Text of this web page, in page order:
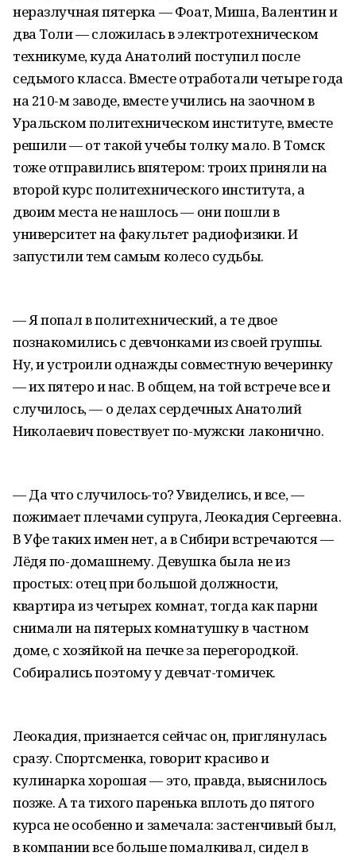
неразлучная пятерка — Фоат, Миша, Валентин и
два Толи — сложилась в электротехническом
техникуме, куда Анатолий поступил после
седьмого класса. Вместе отработали четыре года
на 210-м заводе, вместе учились на заочном в
Уральском политехническом институте, вместе
решили — от такой учебы толку мало. В Томск
тоже отправились впятером: троих приняли на
второй курс политехнического института, а
двоим места не нашлось — они пошли в
университет на факультет радиофизики. И
запустили тем самым колесо судьбы.
— Я попал в политехнический, а те двое
познакомились с девчонками из своей группы.
Ну, и устроили однажды совместную вечеринку
— их пятеро и нас. В общем, на той встрече все и
случилось, — о делах сердечных Анатолий
Николаевич повествует по-мужски лаконично.
— Да что случилось-то? Увиделись, и все, —
пожимает плечами супруга, Леокадия Сергеевна.
В Уфе таких имен нет, а в Сибири встречаются —
Лёдя по-домашнему. Девушка была не из
простых: отец при большой должности,
квартира из четырех комнат, тогда как парни
снимали на пятерых комнатушку в частном
доме, с хозяйкой на печке за перегородкой.
Собирались поэтому у девчат-томичек.
Леокадия, признается сейчас он, приглянулась
сразу. Спортсменка, говорит красиво и
кулинарка хорошая — это, правда, выяснилось
позже. А та тихого паренька вплоть до пятого
курса не особенно и замечала: застенчивый был,
в компании все больше помалкивал, сидел в